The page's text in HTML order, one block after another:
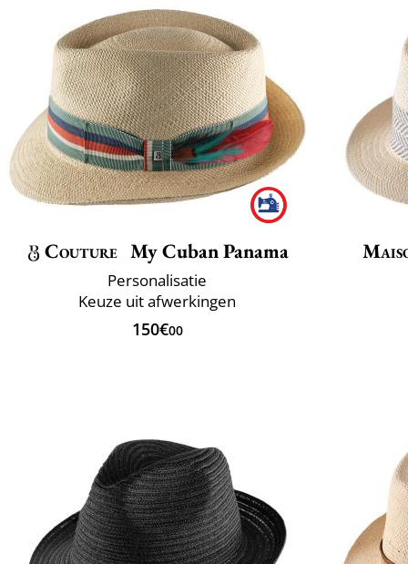
Couture My Cuban Panama
Personalisatie
Keuze uit afwerkingen
150€00